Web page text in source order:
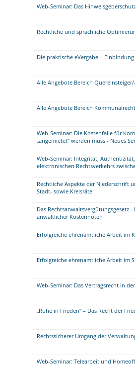
Web-Seminar: Das
Rechtliche und sprachliche
Die praktische eVergabe –
Alle Angebote Bereich
Alle Angebote Bereich
Web-Seminar: Die Kostenfalle für
„angemietet“ werden muss - Neues
Web-Seminar: Integrität,
elektronischen Rechtsverkehrs
Rechtliche Aspekte der Niederschrift
Stadt- sowie Kreisräte
Das Rechtsanwaltsvergütungsgesetz
anwaltlicher Kostennoten
Erfolgreiche ehrenamtliche Arbeit im
Erfolgreiche ehrenamtliche Arbeit im
Web-Seminar: Das Vertragsrecht in
„Ruhe in Frieden“ – Das Recht der
Rechtssicherer Umgang der
Web-Seminar: Telearbeit und